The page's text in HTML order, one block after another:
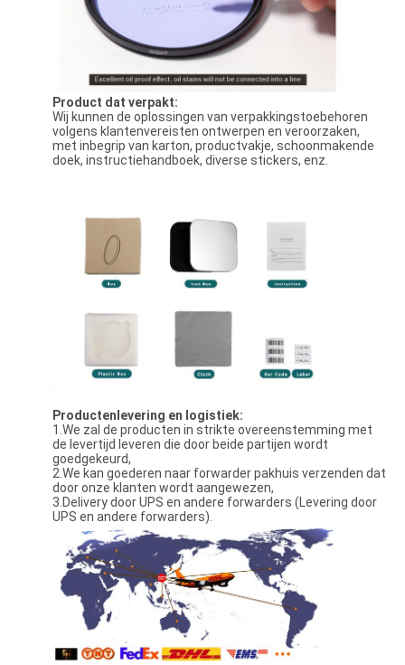
Product dat verpakt:
Wij kunnen de oplossingen van verpakkingstoebehoren
volgens klantenvereisten ontwerpen en veroorzaken,
met inbegrip van karton, productvakje, schoonmakende
doek, instructiehandboek, diverse stickers, enz.
Productenlevering en logistiek:
1.We zal de producten in strikte overeenstemming met
de levertijd leveren die door beide partijen wordt
goedgekeurd,
2.We kan goederen naar forwarder pakhuis verzenden dat
door onze klanten wordt aangewezen,
3.Delivery door UPS en andere forwarders (Levering door
UPS en andere forwarders).